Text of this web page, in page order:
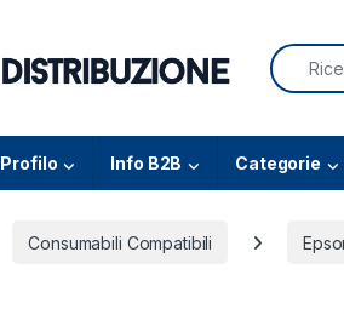
Search
Profilo Info B2B Categorie
Consumabili Compatibili